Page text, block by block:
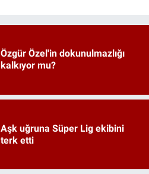
Özgür Özel'in dokunulmazlığı
kalkıyor mu?
Aşk uğruna Süper Lig ekibini
terk etti